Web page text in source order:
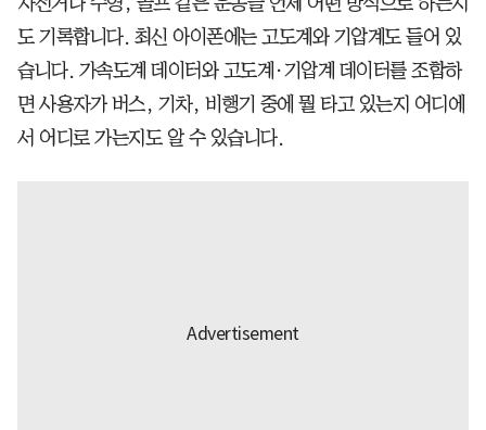
도 기록합니다. 최신 아이폰에는 고도계와 기압계도 들어 있
습니다. 가속도계 데이터와 고도계·기압계 데이터를 조합하
면 사용자가 버스, 기차, 비행기 중에 뭘 타고 있는지 어디에
서 어디로 가는지도 알 수 있습니다.